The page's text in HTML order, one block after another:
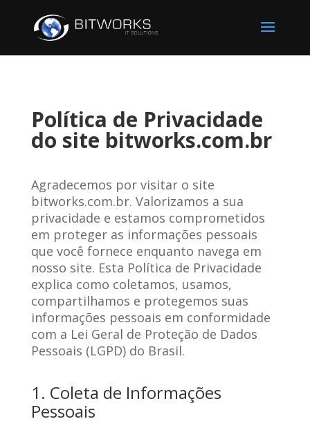
Política de Privacidade
do site bitworks.com.br
Agradecemos por visitar o site
bitworks.com.br. Valorizamos a sua
privacidade e estamos comprometidos
em proteger as informações pessoais
que você fornece enquanto navega em
nosso site. Esta Política de Privacidade
explica como coletamos, usamos,
compartilhamos e protegemos suas
informações pessoais em conformidade
com a Lei Geral de Proteção de Dados
Pessoais (LGPD) do Brasil.
1. Coleta de Informações
Pessoais